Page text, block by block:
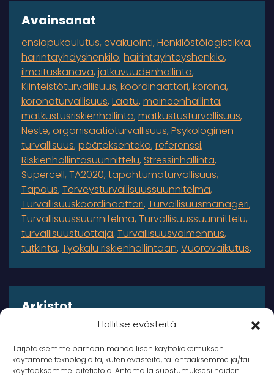
Hallitse evästeitä
Tarjotaksemme parhaan mahdollisen käyttökokemuksen
käytämme teknologioita, kuten evästeitä, tallentaaksemme ja/tai
käyttääksemme laitetietoja. Antamalla suostumuksesi näiden
Avainsanat
ensiapukoulutus evakuointi Henkilöstölogistiikka
häirintäyhdyshenkilö häirintäyhteyshenkilö
ilmoituskanava jatkuvuudenhallinta
Kiinteistöturvallisuus koordinaattori korona
koronaturvallisuus Laatu maineenhallinta
matkustusriskienhallinta matkustusturvallisuus
Neste organisaatioturvallisuus Psykologinen
turvallisuus päätöksenteko referenssi
Riskienhallintasuunnittelu Stressinhallinta
Supercell TA2020 tapahtumaturvallisuus
Tapaus Terveysturvallisuussuunnitelma
Turvallisuuskoordinaattori Turvallisuusmanageri
Turvallisuussuunnitelma Turvallisuussuunnittelu
turvallisuustuottaja Turvallisuusvalmennus
tutkinta Työkalu riskienhallintaan Vuorovaikutus
Arkistot